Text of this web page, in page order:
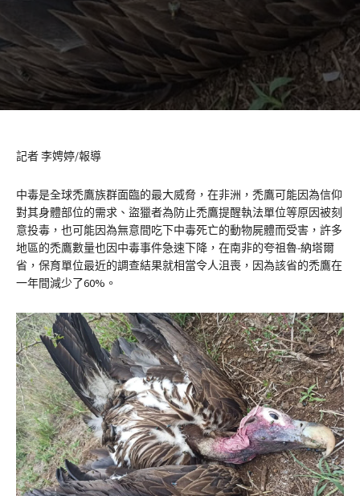
記者 李娉婷/報導
中毒是全球禿鷹族群面臨的最大威脅，在非洲，禿鷹可能因為信仰
對其身體部位的需求、盜獵者為防止禿鷹提醒執法單位等原因被刻
意投毒，也可能因為無意間吃下中毒死亡的動物屍體而受害，許多
地區的禿鷹數量也因中毒事件急速下降，在南非的夸祖魯-納塔爾
省，保育單位最近的調查結果就相當令人沮喪，因為該省的禿鷹在
一年間減少了60%。